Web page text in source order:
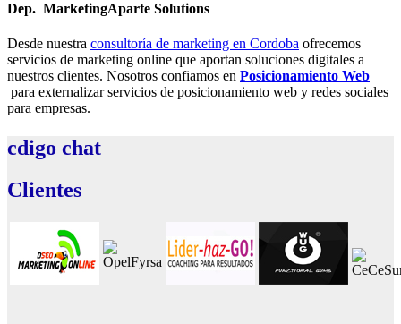
Dep. MarketingAparte Solutions
Desde nuestra consultoría de marketing en Cordoba ofrecemos
servicios de marketing online que aportan soluciones digitales a
nuestros clientes. Nosotros confiamos en Posicionamiento Web
para externalizar servicios de posicionamiento web y redes sociales
para empresas.
cdigo chat
Clientes